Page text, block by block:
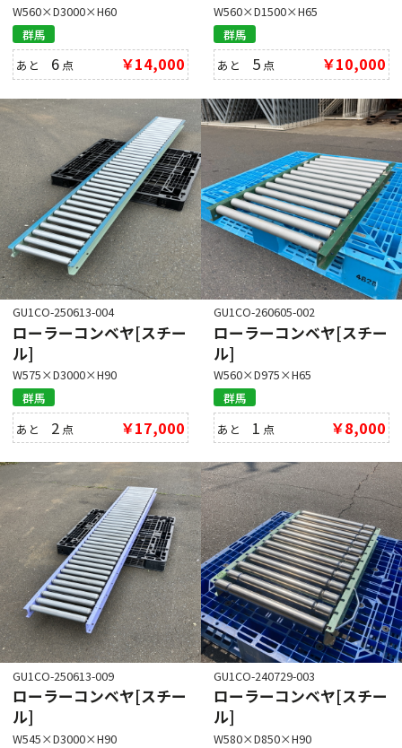
W560×D3000×H60
群馬
あと 6 点 ￥14,000
W560×D1500×H65
群馬
あと 5 点 ￥10,000
GU1CO-250613-004
ローラーコンベヤ[スチー
ル]
W575×D3000×H90
群馬
あと 2 点 ￥17,000
GU1CO-260605-002
ローラーコンベヤ[スチー
ル]
W560×D975×H65
群馬
あと 1 点 ￥8,000
GU1CO-250613-009
ローラーコンベヤ[スチー
ル]
W545×D3000×H90
GU1CO-240729-003
ローラーコンベヤ[スチー
ル]
W580×D850×H90